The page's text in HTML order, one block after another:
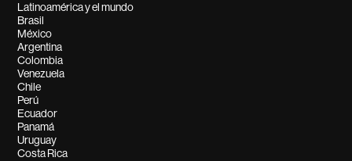
Latinoamérica y el mundo
Brasil
México
Argentina
Colombia
Venezuela
Chile
Perú
Ecuador
Panamá
Uruguay
Costa Rica